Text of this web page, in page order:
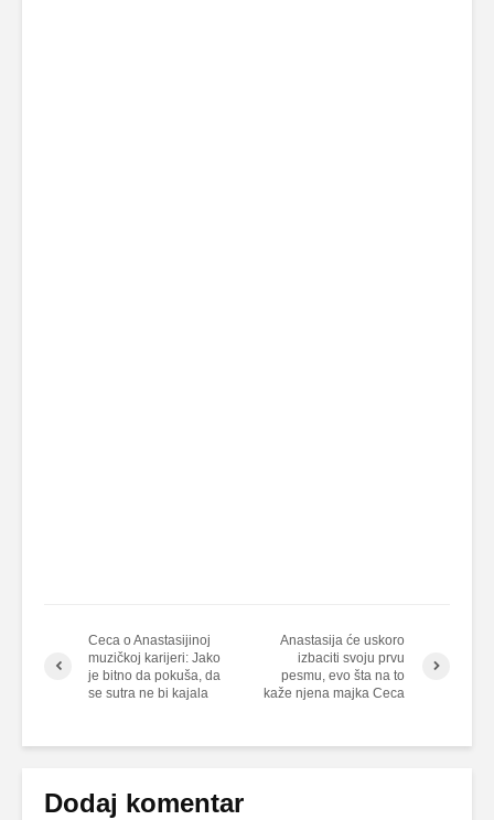
Ceca o Anastasijinoj
muzičkoj karijeri: Jako
je bitno da pokuša, da
se sutra ne bi kajala
Anastasija će uskoro
izbaciti svoju prvu
pesmu, evo šta na to
kaže njena majka Ceca
Dodaj komentar